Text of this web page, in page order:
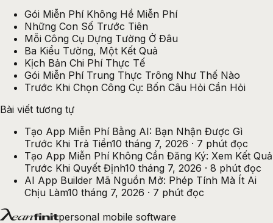
Gói Miễn Phí Không Hề Miễn Phí
Những Con Số Trước Tiên
Mỗi Công Cụ Dựng Tường Ở Đâu
Ba Kiểu Tường, Một Kết Quả
Kịch Bản Chi Phí Thực Tế
Gói Miễn Phí Trung Thực Trông Như Thế Nào
Trước Khi Chọn Công Cụ: Bốn Câu Hỏi Cần Hỏi
Bài viết tương tự
Tạo App Miễn Phí Bằng AI: Bạn Nhận Được Gì
Trước Khi Trả Tiền10 tháng 7, 2026 · 7 phút đọc
Tạo App Miễn Phí Không Cần Đăng Ký: Xem Kết Quả
Trước Khi Quyết Định10 tháng 7, 2026 · 8 phút đọc
AI App Builder Mã Nguồn Mở: Phép Tính Mà Ít Ai
Chịu Làm10 tháng 7, 2026 · 7 phút đọc
personal mobile software